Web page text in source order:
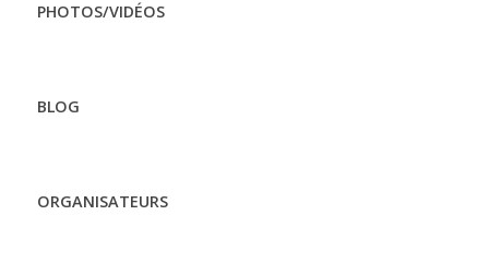
PHOTOS/VIDÉOS
BLOG
ORGANISATEURS